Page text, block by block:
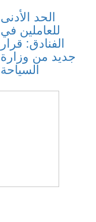
الحد الأدنى
للعاملين في
الفنادق: قرار
جديد من وزارة
السياحة